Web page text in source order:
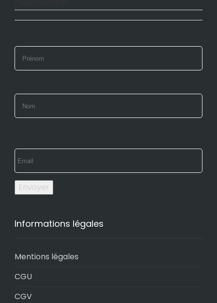
Envoyer
Informations légales
Mentions légales
CGU
CGV